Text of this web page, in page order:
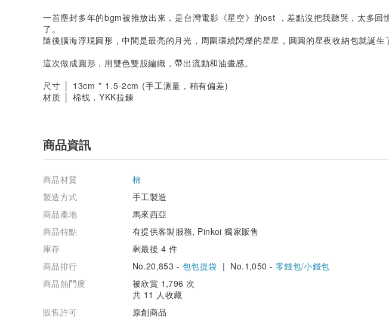
一首塵封多年的bgm被推放出來，是台灣電影《星空》的ost ，差點沒把我聽哭，太多回
了。
隨後腦海浮現圓形，中間是最亮的月光，周圍環繞閃爍的星星，圓圓的星夜收納包就誕生
這次做成圓形，用雙色雙股編織，帶出流動和油畫感。
尺寸 │ 13cm * 1.5-2cm (手工测量，稍有偏差)
材质 │ 棉线，YKK拉鍊
商品資訊
商品材質
棉
製造方式
手工製造
商品產地
馬來西亞
商品特點
有提供客製服務, Pinkoi 獨家販售
庫存
剩最後 4 件
商品排行
No.20,853 - 包包提袋 | No.1,050 -零錢包/小錢包
商品熱門度
被欣賞 1,796 次
共 11 人收藏
販售許可
原創商品